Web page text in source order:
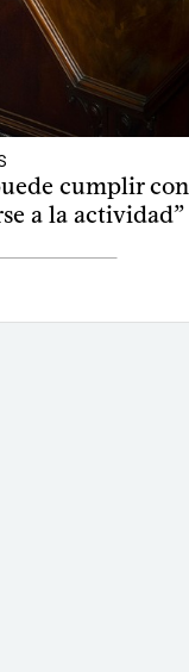
cumplir con
a la actividad”